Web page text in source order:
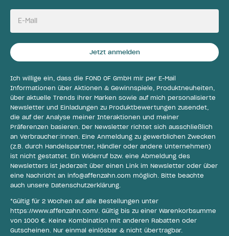
E-Mail
Jetzt anmelden
Ich willige ein, dass die FOND OF GmbH mir per E-Mail
Informationen über Aktionen & Gewinnspiele, Produktneuheiten,
über aktuelle Trends ihrer Marken sowie auf mich personalisierte
Newsletter und Einladungen zu Produktbewertungen zusendet,
die auf der Analyse meiner Interaktionen und meiner
Präferenzen basieren. Der Newsletter richtet sich ausschließlich
an Verbraucher:innen. Eine Anmeldung zu gewerblichen Zwecken
(z.B. durch Handelspartner, Händler oder andere Unternehmen)
ist nicht gestattet. Ein Widerruf bzw. eine Abmeldung des
Newsletters ist jederzeit über einen Link im Newsletter oder über
eine Nachricht an info@affenzahn.com möglich. Bitte beachte
auch unsere Datenschutzerklärung.
*Gültig für 2 Wochen auf alle Bestellungen unter
https://www.affenzahn.com/. Gültig bis zu einer Warenkorbsumme
von 1000 €. Keine Kombination mit anderen Rabatten oder
Gutscheinen. Nur einmal einlösbar & nicht übertragbar.